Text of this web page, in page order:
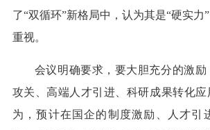
了“双循环”新格局中，认为其是“硬实力
重视。
会议明确要求，要大胆充分的激
攻关、高端人才引进、科研成果转化
为，预计在国企的制度激励、人才引